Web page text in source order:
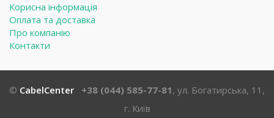
Корисна інформація
Оплата та доставка
Про компанію
Контакти
© CabelCenter +38 (044) 585-77-81 , ул. Богатирська, 11,
г. Київ